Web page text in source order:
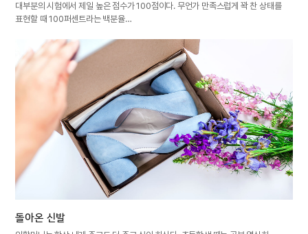
대부분의 시험에서 제일 높은 점수가 100점이다. 무언가 만족스럽게 꽉 찬 상태를
표현할 때 100퍼센트라는 백분율…
돌아온 신발